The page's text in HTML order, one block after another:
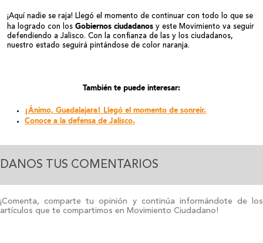
¡Aquí nadie se raja! Llegó el momento de continuar con todo lo que se
ha logrado con los Gobiernos ciudadanos y este Movimiento va seguir
defendiendo a Jalisco. Con la confianza de las y los ciudadanos,
nuestro estado seguirá pintándose de color naranja.
También te puede interesar:
¡Ánimo, Guadalajara! Llegó el momento de sonreír.
Conoce a la defensa de Jalisco.
DANOS TUS COMENTARIOS
¡Comenta, comparte tu opinión y continúa informándote de los
artículos que te compartimos en Movimiento Ciudadano!